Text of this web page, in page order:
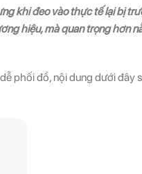
khi đeo vào thực tế lại bị
hiệu, mà quan trọng hơn
phối đồ, nội dung dưới đây